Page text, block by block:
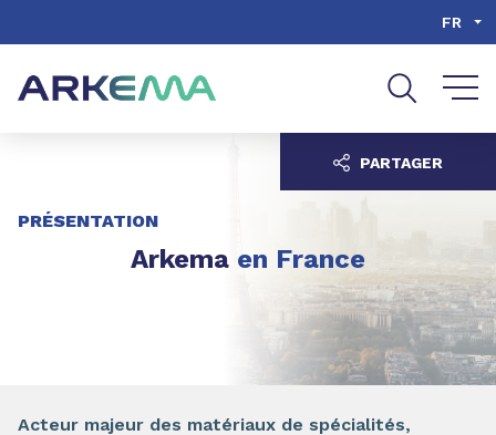
Aller à la recherche
FR
PRÉSENTATION
Arkema en France
PARTAGER
Acteur majeur des matériaux de spécialités,